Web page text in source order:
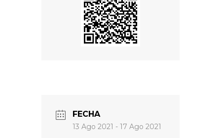
FECHA
13 Ago 2021 - 17 Ago 2021